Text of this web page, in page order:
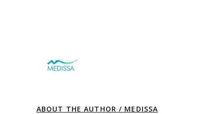
ABOUT THE AUTHOR / MEDISSA